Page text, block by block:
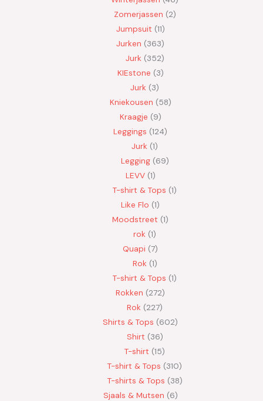
Zomerjassen 2
Jumpsuit 11
Jurken 363
Jurk 352
KIEstone 3
Jurk 3
Kniekousen 58
Kraagje 9
Leggings 124
Jurk 1
Legging 69
LEVV 1
T-shirt & Tops 1
Like Flo 1
Moodstreet 1
rok 1
Quapi 7
Rok 1
T-shirt & Tops 1
Rokken 272
Rok 227
Shirts & Tops 602
Shirt 36
T-shirt 15
T-shirt & Tops 310
T-shirts & Tops 38
Sjaals & Mutsen 6